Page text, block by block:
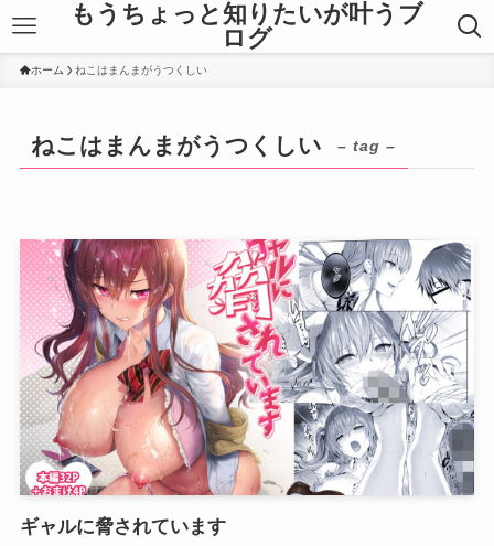
もうちょっと知りたいが叶うブ
ログ
ホーム ねこはまんまがうつくしい
ねこはまんまがうつくしい – tag –
ギャルに脅されています